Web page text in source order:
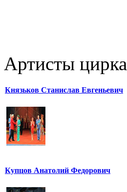
Артисты цирка
Князьков Станислав Евгеньевич
Купцов Анатолий Федорович